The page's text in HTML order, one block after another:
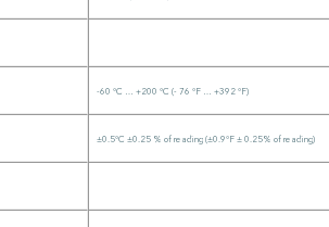
-60 °C … +200 °C (- 76 °F … +392 °F)
±0.5°C ±0.25 % of reading (±0.9°F ± 0.25% of reading)